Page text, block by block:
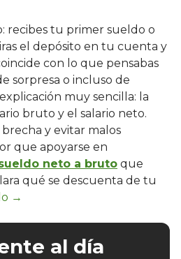
recibes tu primer sueldo o
el depósito en tu cuenta y
con lo que pensabas
sorpresa o incluso de
muy sencilla: la
bruto y el salario neto.
y evitar malos
que apoyarse en
neto a bruto que
qué se descuenta de tu
al día